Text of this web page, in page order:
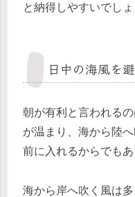
と納得しやすいでしょ
日中の海風を
朝が有利と言われる
が温まり、海から陸
前に入れるからでもあ
海から岸へ吹く風は